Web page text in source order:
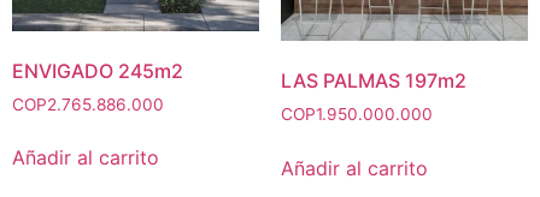
ENVIGADO 245m2
COP2.765.886.000
Añadir al carrito
LAS PALMAS 197m2
COP1.950.000.000
Añadir al carrito